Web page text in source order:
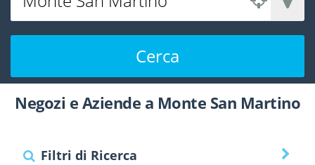
Cerca
Negozi e Aziende a Monte San Martino
Filtri di Ricerca